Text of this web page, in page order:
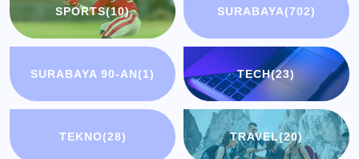
SPORTS(10) SURABAYA(702)
SURABAYA 90-AN(1) TECH(23)
TEKNO(28) TRAVEL(20)